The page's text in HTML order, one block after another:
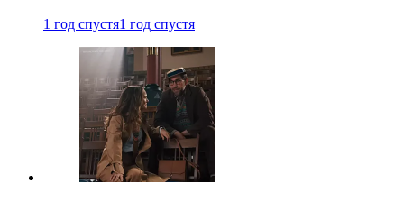
1 год спустя1 год спустя